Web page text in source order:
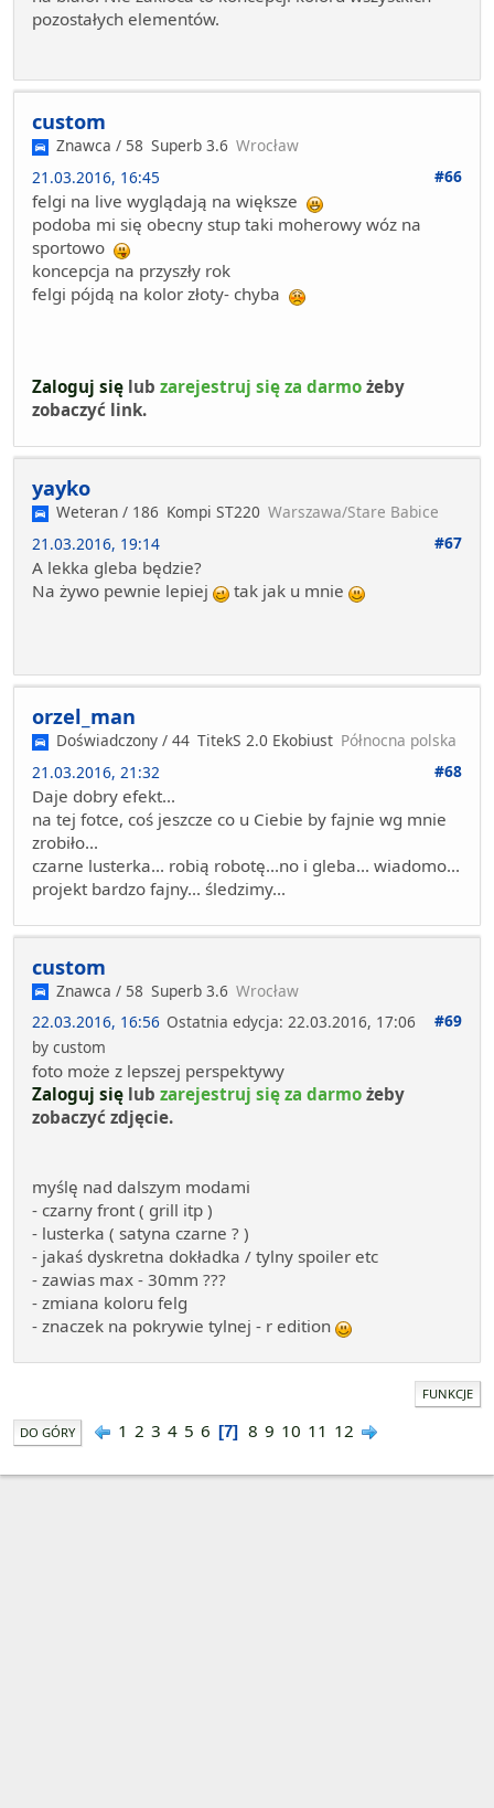
pozostałych elementów.
custom
Znawca / 58 Superb 3.6 Wrocław
21.03.2016, 16:45
#66
felgi na live wyglądają na większe
podoba mi się obecny stup taki moherowy wóz na
sportowo
koncepcja na przyszły rok
felgi pójdą na kolor złoty- chyba
Zaloguj się lub zarejestruj się za darmo żeby
zobaczyć link.
yayko
Weteran / 186 Kompi ST220 Warszawa/Stare Babice
21.03.2016, 19:14
#67
A lekka gleba będzie?
Na żywo pewnie lepiej
tak jak u mnie
orzel_man
Doświadczony / 44 TitekS 2.0 Ekobiust Północna polska
21.03.2016, 21:32
#68
Daje dobry efekt...
na tej fotce, coś jeszcze co u Ciebie by fajnie wg mnie
zrobiło...
czarne lusterka... robią robotę...no i gleba... wiadomo...
projekt bardzo fajny... śledzimy...
custom
Znawca / 58 Superb 3.6 Wrocław
22.03.2016, 16:56
#69
Ostatnia edycja: 22.03.2016, 17:06
by custom
foto może z lepszej perspektywy
Zaloguj się lub zarejestruj się za darmo żeby
zobaczyć zdjęcie.
myślę nad dalszym modami
- czarny front ( grill itp )
- lusterka ( satyna czarne ? )
- jakaś dyskretna dokładka / tylny spoiler etc
- zawias max - 30mm ???
- zmiana koloru felg
- znaczek na pokrywie tylnej - r edition
FUNKCJE
DO GÓRY 1 2 3 4 5 6 7 8 9 10 11 12